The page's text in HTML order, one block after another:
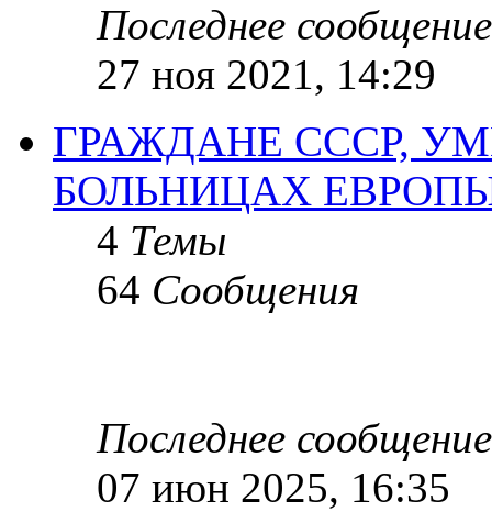
Последнее сообщение
27 ноя 2021, 14:29
ГРАЖДАНЕ СССР,
БОЛЬНИЦАХ
4 Темы
64 Сообщения
Последнее сообщение
07 июн 2025, 16:35